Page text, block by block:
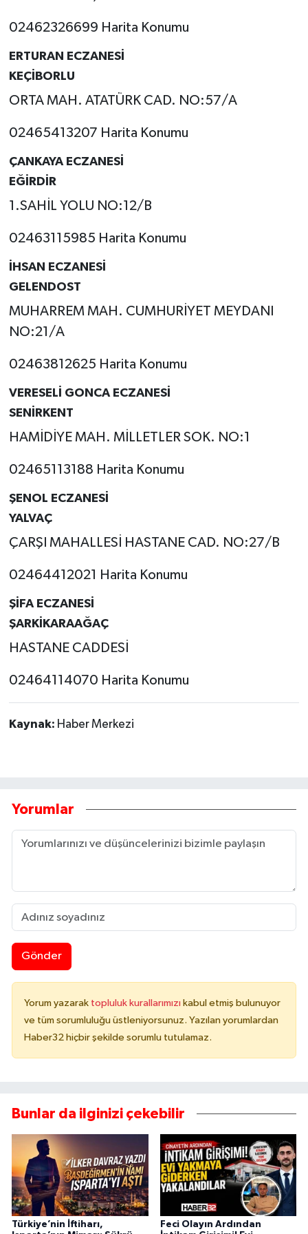
02462326699 Harita Konumu
ERTURAN ECZANESİ
KEÇİBORLU
ORTA MAH. ATATÜRK CAD. NO:57/A
02465413207 Harita Konumu
ÇANKAYA ECZANESİ
EĞİRDİR
1.SAHİL YOLU NO:12/B
02463115985 Harita Konumu
İHSAN ECZANESİ
GELENDOST
MUHARREM MAH. CUMHURİYET MEYDANI
NO:21/A
02463812625 Harita Konumu
VERESELİ GONCA ECZANESİ
SENİRKENT
HAMİDİYE MAH. MİLLETLER SOK. NO:1
02465113188 Harita Konumu
ŞENOL ECZANESİ
YALVAÇ
ÇARŞI MAHALLESİ HASTANE CAD. NO:27/B
02464412021 Harita Konumu
ŞİFA ECZANESİ
ŞARKİKARAAĞAÇ
HASTANE CADDESİ
02464114070 Harita Konumu
Kaynak: Haber Merkezi
Yorumlar
Gönder
Yorum yazarak topluluk kurallarımızı kabul etmiş bulunuyor
ve tüm sorumluluğu üstleniyorsunuz. Yazılan yorumlardan
Haber32 hiçbir şekilde sorumlu tutulamaz.
Bunlar da ilginizi çekebilir
Türkiye’nin İftiharı,
Feci Olayın Ardından